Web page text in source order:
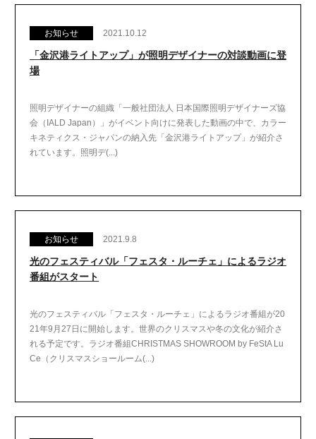
お知らせ 2021.10.12
「金沢港ライトアップ」が照明デザイナーの対談動画に登
場
照明デザイナーの組織「一般社団法人 日本国際照明デザイナーズ協
会（IALD Japan）」がイベント向けに発表した動画の中で、カラー
キネティクス・ジャパンの納入先「金沢港ライトアップ」が紹介さ
れています。照明デ(...)
お知らせ 2021.9.8
光のフェスティバル「フェスタ・ルーチェ」によるラジオ
番組がスタート
光のフェスティバル「フェスタ・ルーチェ」によるラジオ番組が20
21年9月27日に開始します。世界のクリスマスや冬の文化が紹介さ
れる予定です。ラジオ番組CHRISTMAS SHOWROOM by FeStA Lu
Ce（クリスマスショールーム(...)